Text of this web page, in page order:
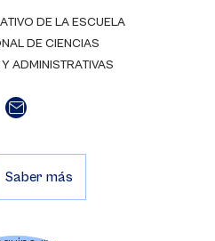
DE LA ESCUELA
DE CIENCIAS
ADMINISTRATIVAS
Saber más